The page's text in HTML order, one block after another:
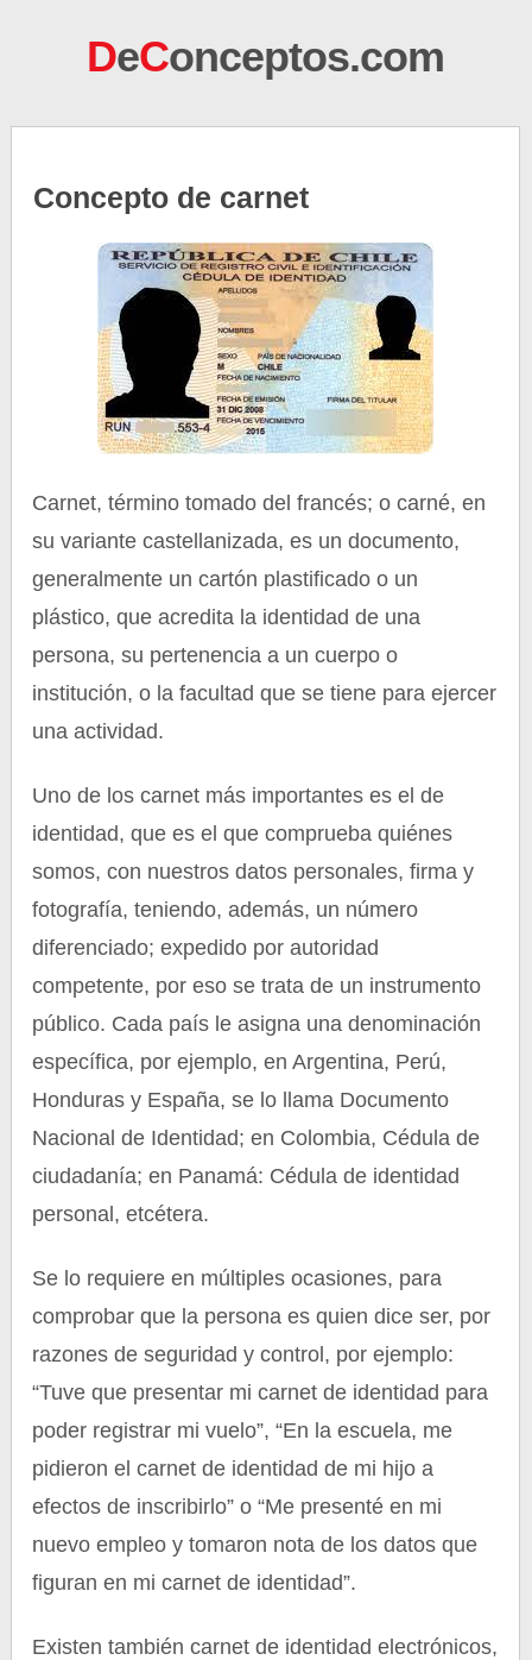
DeConceptos.com
Concepto de carnet
Carnet, término tomado del francés; o carné, en
su variante castellanizada, es un documento,
generalmente un cartón plastificado o un
plástico, que acredita la identidad de una
persona, su pertenencia a un cuerpo o
institución, o la facultad que se tiene para ejercer
una actividad.
Uno de los carnet más importantes es el de
identidad, que es el que comprueba quiénes
somos, con nuestros datos personales, firma y
fotografía, teniendo, además, un número
diferenciado; expedido por autoridad
competente, por eso se trata de un instrumento
público. Cada país le asigna una denominación
específica, por ejemplo, en Argentina, Perú,
Honduras y España, se lo llama Documento
Nacional de Identidad; en Colombia, Cédula de
ciudadanía; en Panamá: Cédula de identidad
personal, etcétera.
Se lo requiere en múltiples ocasiones, para
comprobar que la persona es quien dice ser, por
razones de seguridad y control, por ejemplo:
“Tuve que presentar mi carnet de identidad para
poder registrar mi vuelo”, “En la escuela, me
pidieron el carnet de identidad de mi hijo a
efectos de inscribirlo” o “Me presenté en mi
nuevo empleo y tomaron nota de los datos que
figuran en mi carnet de identidad”.
Existen también carnet de identidad electrónicos,